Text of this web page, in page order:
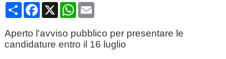
CondividiFacebook
X WhatsApp
Email
Aperto l'avviso pubblico per presentare le
candidature entro il 16 luglio